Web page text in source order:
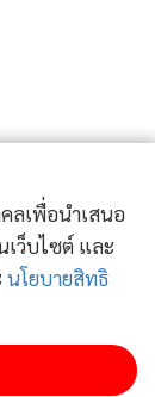
ซ็นทรัล
ลเพื่อนำเสนอ
ว็บไซต์ และ
นโยบายสิทธิ